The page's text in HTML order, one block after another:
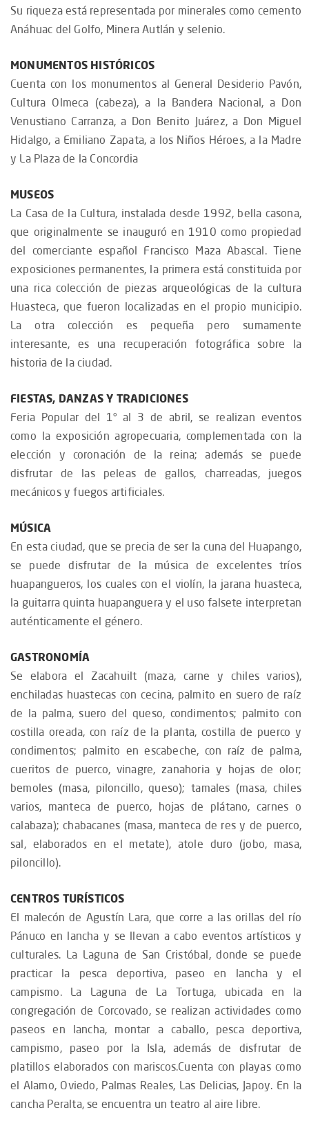
Su riqueza está representada por minerales como cemento
Anáhuac del Golfo, Minera Autlán y selenio.
MONUMENTOS HISTÓRICOS
Cuenta con los monumentos al General Desiderio Pavón,
Cultura Olmeca (cabeza), a la Bandera Nacional, a Don
Venustiano Carranza, a Don Benito Juárez, a Don Miguel
Hidalgo, a Emiliano Zapata, a los Niños Héroes, a la Madre
y La Plaza de la Concordia
MUSEOS
La Casa de la Cultura, instalada desde 1992, bella casona,
que originalmente se inauguró en 1910 como propiedad
del comerciante español Francisco Maza Abascal. Tiene
exposiciones permanentes, la primera está constituida por
una rica colección de piezas arqueológicas de la cultura
Huasteca, que fueron localizadas en el propio municipio.
La otra colección es pequeña pero sumamente
interesante, es una recuperación fotográfica sobre la
historia de la ciudad.
FIESTAS, DANZAS Y TRADICIONES
Feria Popular del 1° al 3 de abril, se realizan eventos
como la exposición agropecuaria, complementada con la
elección y coronación de la reina; además se puede
disfrutar de las peleas de gallos, charreadas, juegos
mecánicos y fuegos artificiales.
MÚSICA
En esta ciudad, que se precia de ser la cuna del Huapango,
se puede disfrutar de la música de excelentes tríos
huapangueros, los cuales con el violín, la jarana huasteca,
la guitarra quinta huapanguera y el uso falsete interpretan
auténticamente el género.
GASTRONOMÍA
Se elabora el Zacahuilt (maza, carne y chiles varios),
enchiladas huastecas con cecina, palmito en suero de raíz
de la palma, suero del queso, condimentos; palmito con
costilla oreada, con raíz de la planta, costilla de puerco y
condimentos; palmito en escabeche, con raíz de palma,
cueritos de puerco, vinagre, zanahoria y hojas de olor;
bemoles (masa, piloncillo, queso); tamales (masa, chiles
varios, manteca de puerco, hojas de plátano, carnes o
calabaza); chabacanes (masa, manteca de res y de puerco,
sal, elaborados en el metate), atole duro (jobo, masa,
piloncillo).
CENTROS TURÍSTICOS
El malecón de Agustín Lara, que corre a las orillas del río
Pánuco en lancha y se llevan a cabo eventos artísticos y
culturales. La Laguna de San Cristóbal, donde se puede
practicar la pesca deportiva, paseo en lancha y el
campismo. La Laguna de La Tortuga, ubicada en la
congregación de Corcovado, se realizan actividades como
paseos en lancha, montar a caballo, pesca deportiva,
campismo, paseo por la Isla, además de disfrutar de
platillos elaborados con mariscos.Cuenta con playas como
el Alamo, Oviedo, Palmas Reales, Las Delicias, Japoy. En la
cancha Peralta, se encuentra un teatro al aire libre.